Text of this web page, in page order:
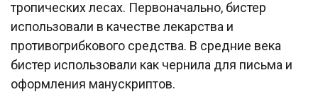
тропических лесах. Первоначально, бистер
использовали в качестве лекарства и
противогрибкового средства. В средние века
бистер использовали как чернила для письма и
оформления манускриптов.